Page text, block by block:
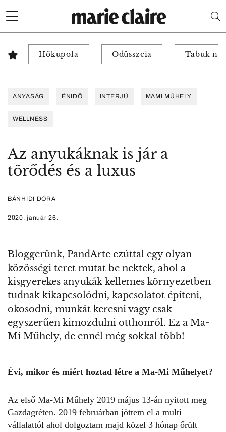
Hőkupola Odüsszeia Tabuk
ANYASÁG ÉNIDŐ INTERJÚ MAMI MŰHELY
WELLNESS
Az anyukáknak is jár a
törődés és a luxus
BÁNHIDI DÓRA
2020. január 26.
Bloggerünk, PandArte ezúttal egy olyan
közösségi teret mutat be nektek, ahol a
kisgyerekes anyukák kellemes környezetben
tudnak kikapcsolódni, kapcsolatot építeni,
okosodni, munkát keresni vagy csak
egyszerűen kimozdulni otthonról. Ez a Ma-
Mi Műhely, de ennél még sokkal több!
Évi, mikor és miért hoztad létre a Ma-Mi Műhelyet?
Az első Ma-Mi Műhely 2019 május 13-án nyitott meg
Gazdagréten. 2019 februárban jöttem el a multi
vállalattól ahol dolgoztam majd közel 3 hónap őrült